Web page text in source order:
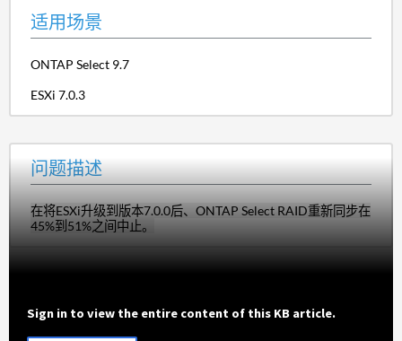
适用场景
ONTAP Select 9.7
ESXi 7.0.3
问题描述
在将ESXi升级到版本7.0.0后、ONTAP Select RAID重新同步在
45%到51%之间中止。
Sign in to view the entire content of this KB article.